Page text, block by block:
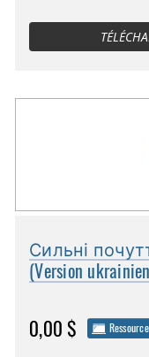
Сильні
(Version
0,00 $